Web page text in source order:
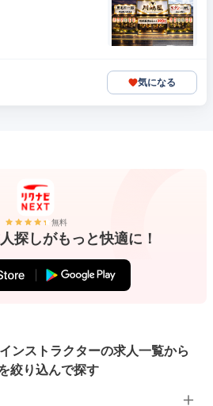
気になる
無料
探しがもっと快適に！
ンストラクターの求人一覧から
絞り込んで探す